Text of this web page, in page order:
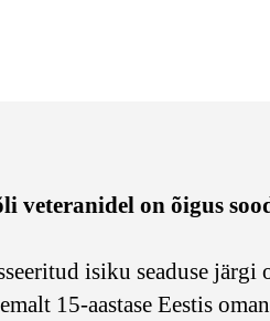
veteranidel on õigus
isiku seaduse
15-aastase Eestis